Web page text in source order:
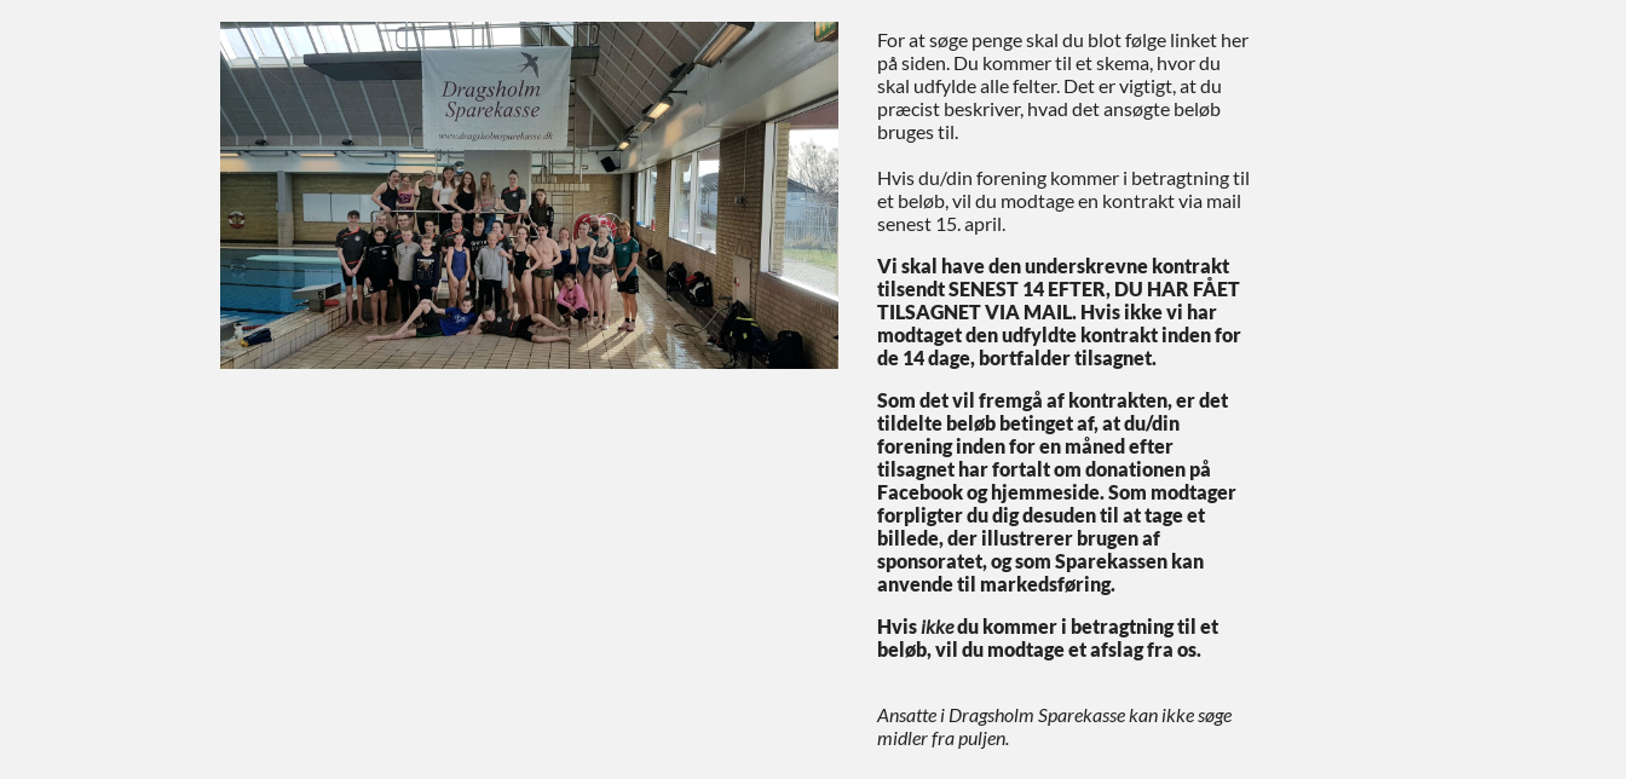
For at søge penge skal du blot følge linket her
på siden. Du kommer til et skema, hvor du
skal udfylde alle felter. Det er vigtigt, at du
præcist beskriver, hvad det ansøgte beløb
bruges til.
Hvis du/din forening kommer i betragtning til
et beløb, vil du modtage en kontrakt via mail
senest 15. april.
Vi skal have den underskrevne kontrakt
tilsendt SENEST 14 EFTER, DU HAR FÅET
TILSAGNET VIA MAIL. Hvis ikke vi har
modtaget den udfyldte kontrakt inden for
de 14 dage, bortfalder tilsagnet.
Som det vil fremgå af kontrakten, er det
tildelte beløb betinget af, at du/din
forening inden for en måned efter
tilsagnet har fortalt om donationen på
Facebook og hjemmeside. Som modtager
forpligter du dig desuden til at tage et
billede, der illustrerer brugen af
sponsoratet, og som Sparekassen kan
anvende til markedsføring.
Hvisikkedu kommer i betragtning til et
beløb, vil du modtage et afslag fra os.
Ansatte i Dragsholm Sparekasse kan ikke søge
midler fra puljen.